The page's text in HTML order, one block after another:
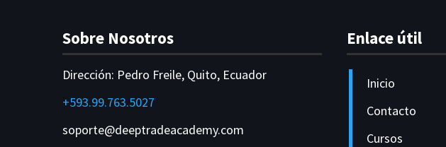
Sobre Nosotros
Dirección: Pedro Freile, Quito, Ecuador
+593.99.763.5027
soporte@deeptradeacademy.com
Enlace útil
Inicio
Contacto
Cursos